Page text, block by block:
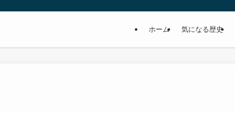
ホーム 気になる歴史